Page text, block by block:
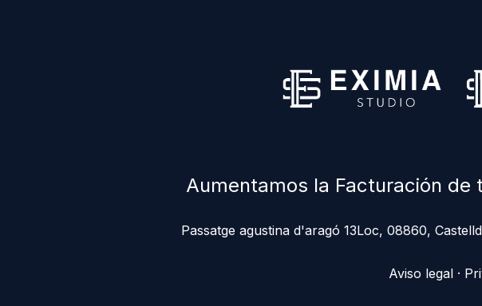
Aumentamos la Facturación de
Passatge agustina d'aragó 13Loc, 08860,
Aviso legal ·